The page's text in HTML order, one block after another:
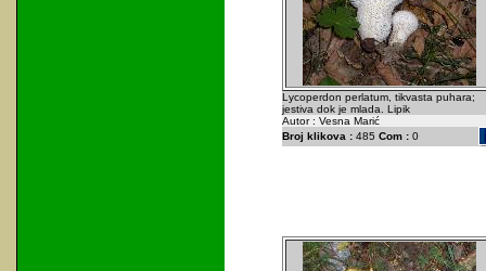
Lycoperdon perlatum, tikvasta puhara;
jestiva dok je mlada. Lipik
Autor : Vesna Marić
Broj klikova :485 Com :0